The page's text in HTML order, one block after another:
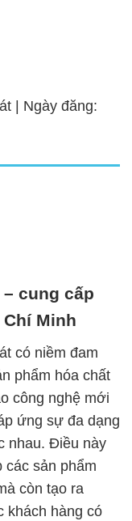
| Ngày đăng:
cung cấp
Minh
có niềm đam
phẩm hóa chất
công nghệ mới
ứng sự đa dạng
nhau. Điều này
các sản phẩm
còn tạo ra
khách hàng có